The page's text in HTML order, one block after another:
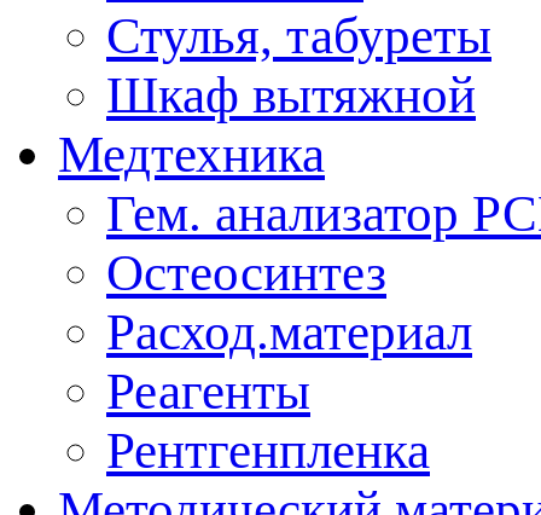
Стулья, табуреты
Шкаф вытяжной
Медтехника
Гем. анализатор
Остеосинтез
Расход.материал
Реагенты
Рентгенпленка